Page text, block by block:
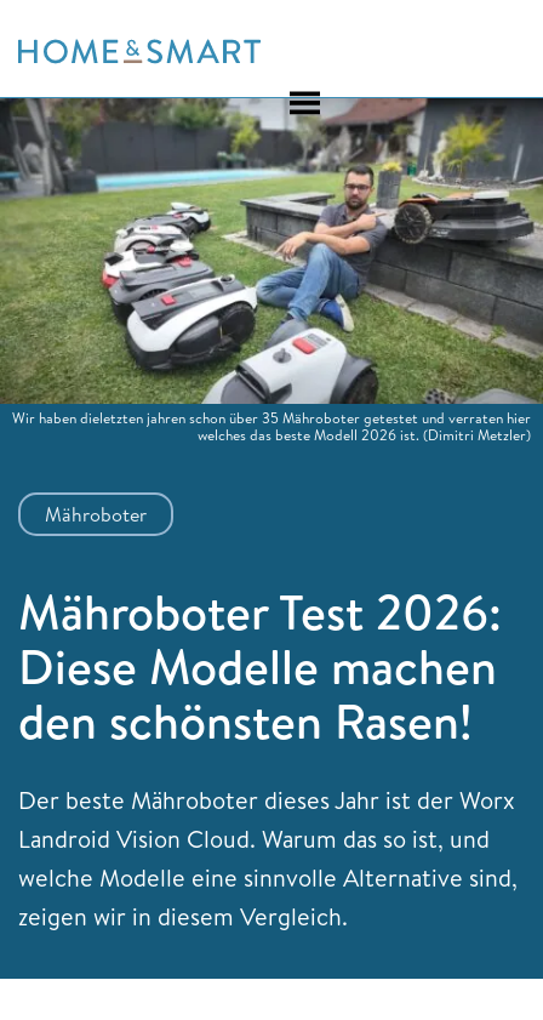
to
Mähroboter
Mähroboter Test 2026:
Diese Modelle machen
den schönsten Rasen!
Der beste Mähroboter dieses Jahr ist der Worx
Landroid Vision Cloud. Warum das so ist, und
welche Modelle eine sinnvolle Alternative sind,
zeigen wir in diesem Vergleich.
Wir haben dieletzten jahren schon über 35 Mähroboter getestet und verraten hier
welches das beste Modell 2026 ist.(Dimitri Metzler)